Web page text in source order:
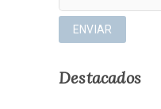
Destacados